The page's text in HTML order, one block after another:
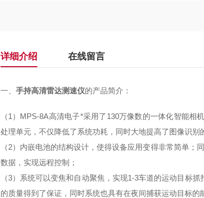
详细介绍 在线留言
一、 手持高清雷达测速仪的产品简介：
（1）MPS-8A高清电子*采用了130万像数的一体化智能
处理单元，不仅降低了系统功耗，同时大地提高了图像识别
（2）内嵌电池的结构设计，使得设备应用变得非常简单
数据，实现远程控制；
（3）系统可以变焦和自动聚焦，实现1-3车道的运动目标
的质量得到了保证，同时系统也具有在夜间捕获运动目标的